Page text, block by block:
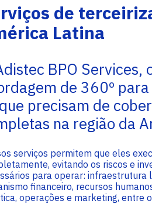
de
Latina
BPO Services,
de 360º
precisam de
na região da
serviços permitem que eles
evitando os riscos e
para operar: infraestrutura
financeiro, recursos
operações e marketing, entre